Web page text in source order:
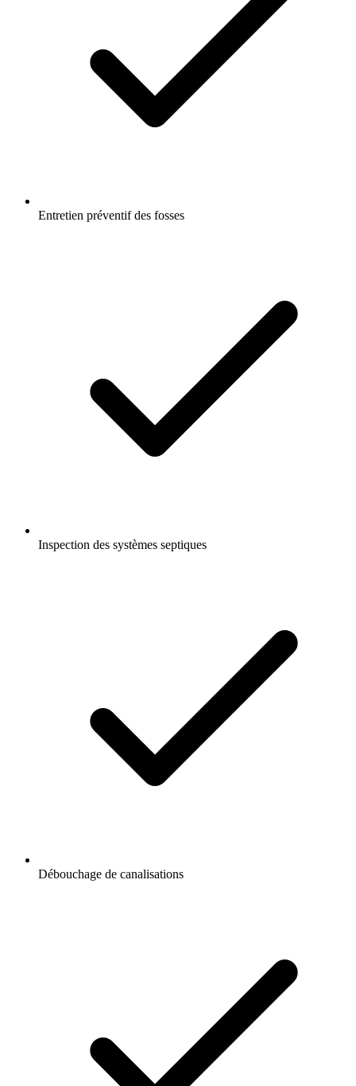
Entretien préventif des fosses
Inspection des systèmes septiques
Débouchage de canalisations